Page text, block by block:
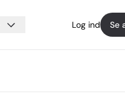
Log ind Se